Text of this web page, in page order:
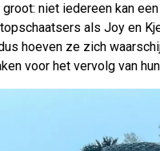
niet iedereen kan
als Joy en
hoeven ze zich
voor het vervolg van